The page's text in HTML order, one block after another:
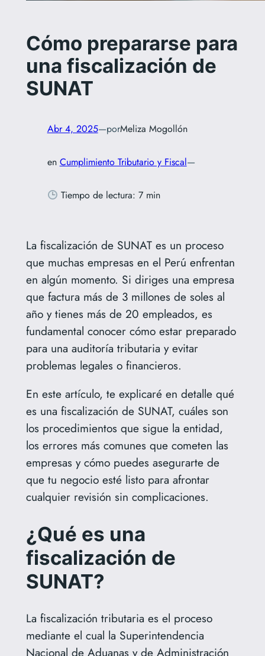
Cómo prepararse para
una fiscalización de
SUNAT
Abr 4, 2025—porMeliza Mogollón
en Cumplimiento Tributario y Fiscal—
Tiempo de lectura: 7 min
La fiscalización de SUNAT es un proceso
que muchas empresas en el Perú enfrentan
en algún momento. Si diriges una empresa
que factura más de 3 millones de soles al
año y tienes más de 20 empleados, es
fundamental conocer cómo estar preparado
para una auditoría tributaria y evitar
problemas legales o financieros.
En este artículo, te explicaré en detalle qué
es una fiscalización de SUNAT, cuáles son
los procedimientos que sigue la entidad,
los errores más comunes que cometen las
empresas y cómo puedes asegurarte de
que tu negocio esté listo para afrontar
cualquier revisión sin complicaciones.
¿Qué es una
fiscalización de
SUNAT?
La fiscalización tributaria es el proceso
mediante el cual la Superintendencia
Nacional de Aduanas y de Administración